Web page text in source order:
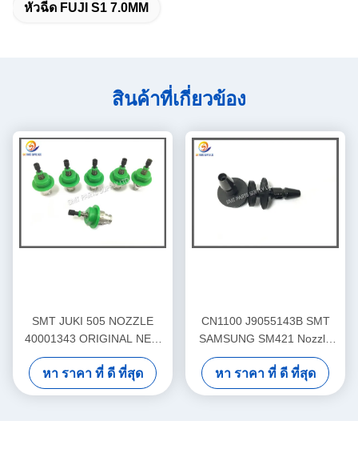
หัวฉีด FUJI S1 7.0MM
สินค้าที่เกี่ยวข้อง
SMT JUKI 505 NOZZLE
40001343 ORIGINAL NEW
OR COPY NEW WITH
GOOD QUALITY
หา ราคา ที่ ดี ที่สุด
CN1100 J9055143B SMT
SAMSUNG SM421 Nozzle
Original new or copy new
หา ราคา ที่ ดี ที่สุด